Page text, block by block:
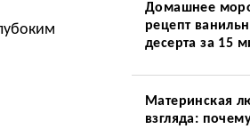
Домашнее
рецепт
десерта за 15
Материнская
взгляда: